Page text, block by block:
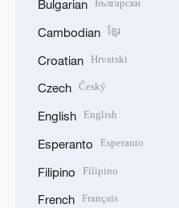
Bulgarian
Cambodian ខ្មែរ
Croatian Hrvatski
Czech Český
English English
Esperanto Esperanto
Filipino Filipino
French Français